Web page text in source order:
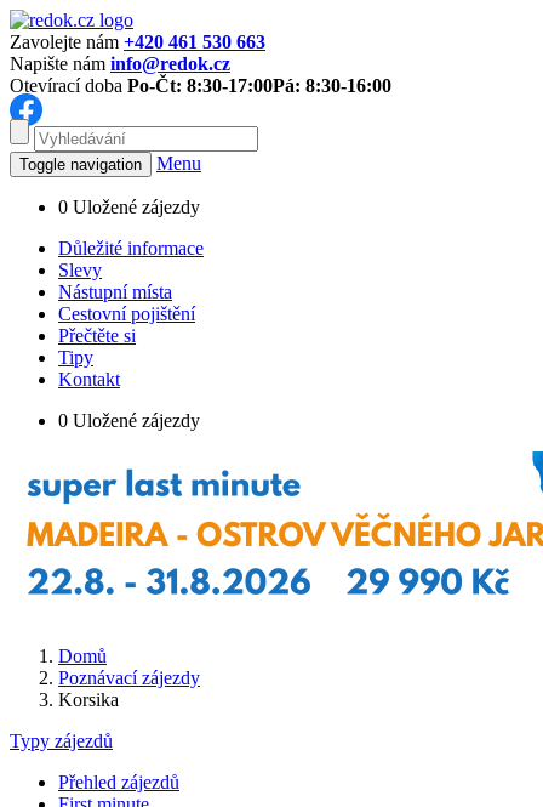
Zavolejte nám +420 461 530 663
Napište nám info@redok.cz
Otevírací doba Po-Čt: 8:30-17:00Pá: 8:30-16:00
Toggle navigation Menu
0 Uložené zájezdy
Důležité informace
Slevy
Nástupní místa
Cestovní pojištění
Přečtěte si
Tipy
Kontakt
0 Uložené zájezdy
Domů
Poznávací zájezdy
Korsika
Typy zájezdů
Přehled zájezdů